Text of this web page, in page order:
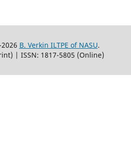
B. Verkin ILTPE of NASU.
| ISSN: 1817-5805 (Online)